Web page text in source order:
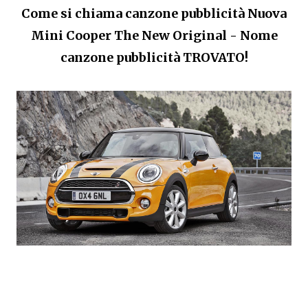
Come si chiama canzone pubblicità Nuova
Mini Cooper The New Original - Nome
canzone pubblicità TROVATO!